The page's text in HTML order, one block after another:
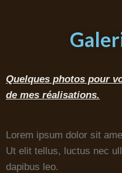
Quelques photos pour
de mes réalisations.
Lorem ipsum dolor sit
Ut elit tellus, luctus nec
dapibus leo.